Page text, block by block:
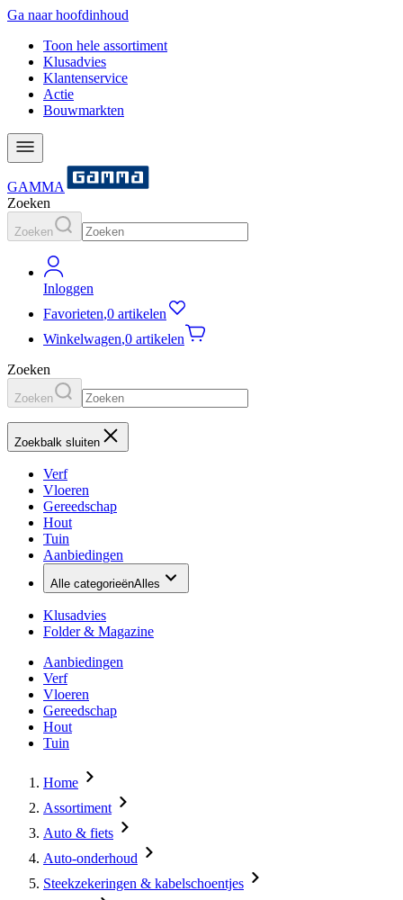
Ga naar hoofdinhoud
Toon hele assortiment
Klusadvies
Klantenservice
Actie
Bouwmarkten
GAMMA
Zoeken
Zoeken
Inloggen
Favorieten,0 artikelen
Winkelwagen,0 artikelen
Zoeken
Zoeken
Zoekbalk sluiten
Verf
Vloeren
Gereedschap
Hout
Tuin
Aanbiedingen
Alle categorieënAlles
Klusadvies
Folder & Magazine
Aanbiedingen
Verf
Vloeren
Gereedschap
Hout
Tuin
Home
Assortiment
Auto & fiets
Auto-onderhoud
Steekzekeringen & kabelschoentjes